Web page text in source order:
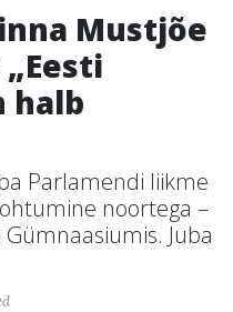
Mustjõe
halb
Parlamendi liikme
noortega –
Juba